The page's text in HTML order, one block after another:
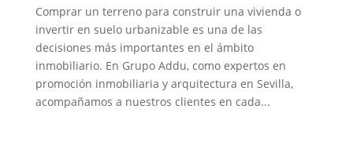
Comprar un terreno para construir una vivienda o
invertir en suelo urbanizable es una de las
decisiones más importantes en el ámbito
inmobiliario. En Grupo Addu, como expertos en
promoción inmobiliaria y arquitectura en Sevilla,
acompañamos a nuestros clientes en cada...